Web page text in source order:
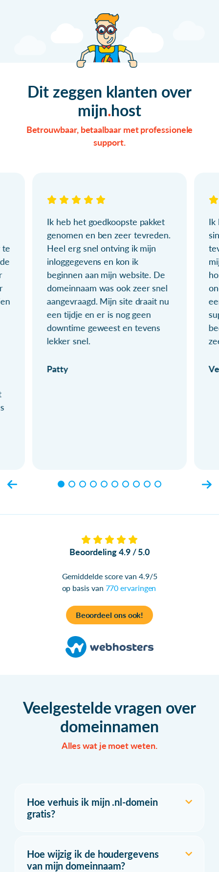
Dit zeggen klanten over
mijn host
Betrouwbaar, betaalbaar met professionele
support.
te
Ik heb het goedkoopste pakket
genomen en ben zeer tevreden.
Heel erg snel ontving ik mijn
inloggegevens en kon ik
beginnen aan mijn website. De
domeinnaam was ook zeer snel
aangevraagd. Mijn site draait nu
een tijdje en er is nog geen
downtime geweest en tevens
lekker snel.
Patty
Ik
Beoordeling 4.9 / 5.0
Gemiddelde score van 4.9/5
op basis van 770 ervaringen
Beoordeel ons ook!
Veelgestelde vragen over
domeinnamen
Alles wat je moet weten.
Hoe verhuis ik mijn .nl-domein
gratis?
Hoe wijzig ik de houdergevens
van mijn domeinnaam?